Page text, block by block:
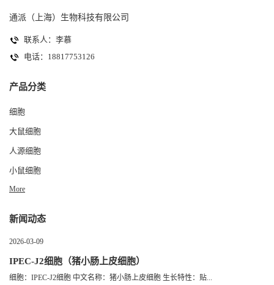
通派（上海）生物科技有限公司
联系人：李慕
电话：18817753126
产品分类
细胞
大鼠细胞
人源细胞
小鼠细胞
More
新闻动态
2026-03-09
IPEC-J2细胞（猪小肠上皮细胞）
细胞：IPEC-J2细胞 中文名称：猪小肠上皮细胞 生长特性：贴...